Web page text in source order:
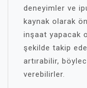
deneyimler ve
kaynak olarak
inşaat yapacak
şekilde takip
artırabilir,
verebilirler.